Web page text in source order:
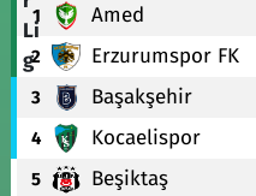
1 Amed
2 Erzurumspor FK
3 Başakşehir
4 Kocaelispor
5 Beşiktaş